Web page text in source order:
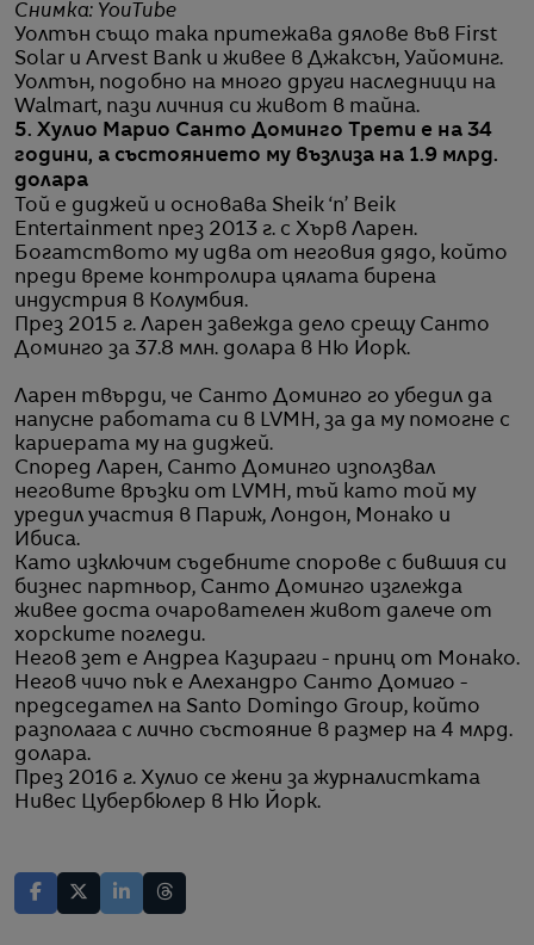
Снимка: YouTube
Уолтън също така притежава дялове във First
Solar и Arvest Bank и живее в Джаксън, Уайоминг.
Уолтън, подобно на много други наследници на
Walmart, пази личния си живот в тайна.
5. Хулио Марио Санто Доминго Трети е на 34
години, а състоянието му възлиза на 1.9 млрд.
долара
Той е диджей и основава Sheik ‘n’ Beik
Entertainment през 2013 г. с Хърв Ларен.
Богатството му идва от неговия дядо, който
преди време контролира цялата бирена
индустрия в Колумбия.
През 2015 г. Ларен завежда дело срещу Санто
Доминго за 37.8 млн. долара в Ню Йорк.
Ларен твърди, че Санто Доминго го убедил да
напусне работата си в LVMH, за да му помогне с
кариерата му на диджей.
Според Ларен, Санто Доминго използвал
неговите връзки от LVMH, тъй като той му
уредил участия в Париж, Лондон, Монако и
Ибиса.
Като изключим съдебните спорове с бившия си
бизнес партньор, Санто Доминго изглежда
живее доста очарователен живот далече от
хорските погледи.
Негов зет е Андреа Казираги - принц от Монако.
Негов чичо пък е Алехандро Санто Домиго -
председател на Santo Domingo Group, който
разполага с лично състояние в размер на 4 млрд.
долара.
През 2016 г. Хулио се жени за журналистката
Нивес Цубербюлер в Ню Йорк.